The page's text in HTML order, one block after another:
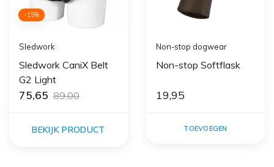
-15%
Sledwork
Sledwork CaniX Belt
G2 Light
75,65 89,00
BEKIJK PRODUCT
Non-stop dogwear
Non-stop Softflask
19,95
TOEVOEGEN